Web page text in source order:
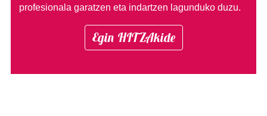
profesionala garatzen eta indartzen lagunduko duzu.
Egin HITZAkide